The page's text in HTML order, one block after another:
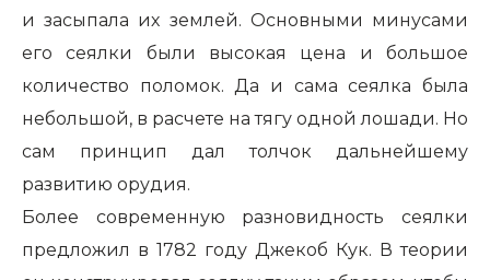
и засыпала их землей. Основными минусами
его сеялки были высокая цена и большое
количество поломок. Да и сама сеялка была
небольшой, в расчете на тягу одной лошади. Но
сам принцип дал толчок дальнейшему
развитию орудия.
Более современную разновидность сеялки
предложил в 1782 году Джекоб Кук. В теории